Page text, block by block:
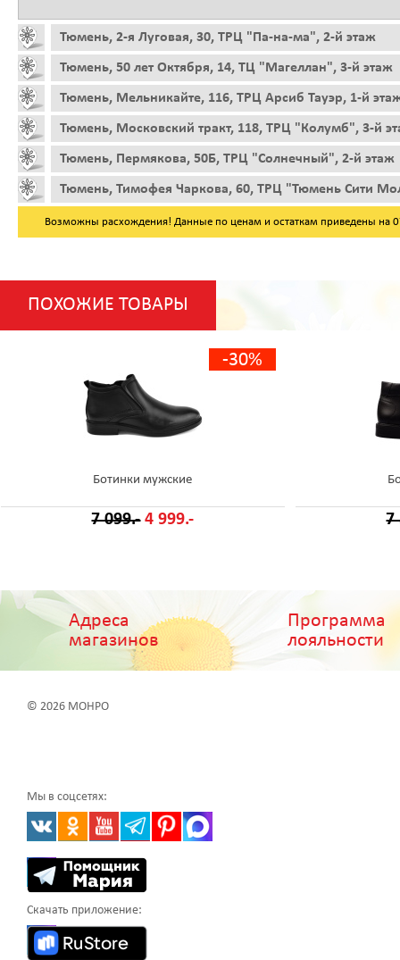
Тюмень, 2-я Луговая, 30, ТРЦ "Па-на-ма", 2-й этаж
Тюмень, 50 лет Октября, 14, ТЦ "Магеллан", 3-й этаж
Тюмень, Мельникайте, 116, ТРЦ Арсиб Тауэр, 1-й
Тюмень, Московский тракт, 118, ТРЦ "Колумб", 3-й
Тюмень, Пермякова, 50Б, ТРЦ "Солнечный", 2-й этаж
Тюмень, Тимофея Чаркова, 60, ТРЦ "Тюмень Сити
Возможны расхождения! Данные по ценам и остаткам приведены на
ПОХОЖИЕ ТОВАРЫ
-30%
Ботинки мужские
7 099.- 4 999.- 7
Адреса
магазинов
Программа
лояльности
© 2026 МОНРО
Мы в соцсетях:
Скачать приложение: